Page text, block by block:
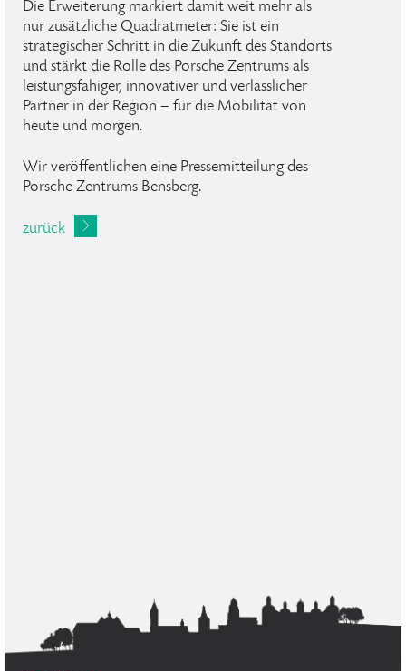
Die Erweiterung markiert damit weit mehr als
nur zusätzliche Quadratmeter: Sie ist ein
strategischer Schritt in die Zukunft des Standorts
und stärkt die Rolle des Porsche Zentrums als
leistungsfähiger, innovativer und verlässlicher
Partner in der Region – für die Mobilität von
heute und morgen.
Wir veröffentlichen eine Pressemitteilung des
Porsche Zentrums Bensberg.
zurück